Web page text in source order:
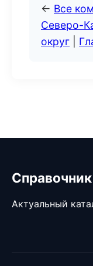
← Все
Северо-
округ
Актуальный